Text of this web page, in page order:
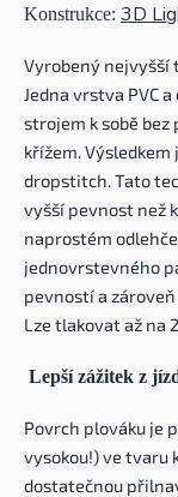
Konstrukce: 3D
Vyrobený nejvyšší
Jedna vrstva PVC
strojem k sobě
křížem.
dropstitch. Tato
vyšší pevnost než
naprostém
jednovrstevného
pevností a
Lze tlakovat až na
Lepší zážitek z
Povrch plováku je
vysokou!) ve tvaru
dostatečnou